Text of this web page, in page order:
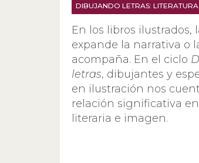
DIBUJANDO LETRAS:
En los libros ilustrados,
expande la narrativa o
acompaña. En el ciclo
letras, dibujantes y
en ilustración nos
relación significativa
literaria e imagen.